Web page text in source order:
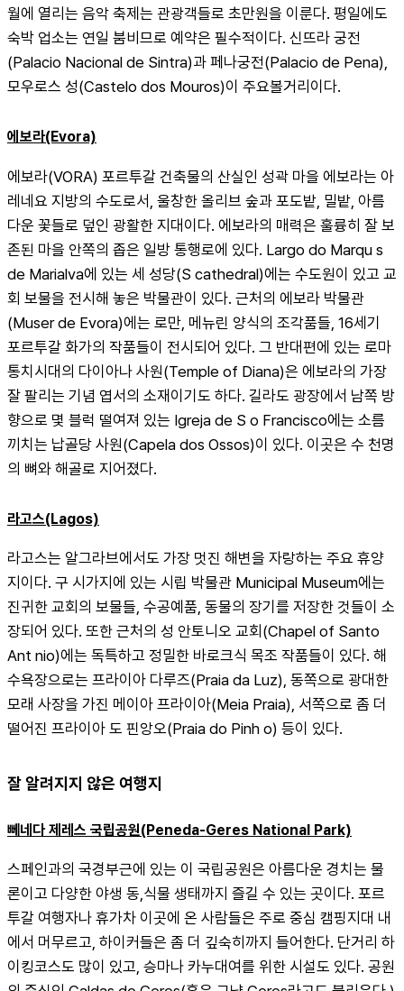
월에 열리는 음악 축제는 관광객들로 초만원을 이룬다. 평일에도
숙박 업소는 연일 붐비므로 예약은 필수적이다. 신뜨라 궁전
(Palacio Nacional de Sintra)과 페나궁전(Palacio de Pena),
모우로스 성(Castelo dos Mouros)이 주요볼거리이다.
에보라(Evora)
에보라(VORA) 포르투갈 건축물의 산실인 성곽 마을 에보라는 아
레네요 지방의 수도로서, 울창한 올리브 숲과 포도밭, 밀밭, 아름
다운 꽃들로 덮인 광활한 지대이다. 에보라의 매력은 훌륭히 잘 보
존된 마을 안쪽의 좁은 일방 통행로에 있다. Largo do Marqu s
de Marialva에 있는 세 성당(S cathedral)에는 수도원이 있고 교
회 보물을 전시해 놓은 박물관이 있다. 근처의 에보라 박물관
(Muser de Evora)에는 로만, 메뉴린 양식의 조각품들, 16세기
포르투갈 화가의 작품들이 전시되어 있다. 그 반대편에 있는 로마
통치시대의 다이아나 사원(Temple of Diana)은 에보라의 가장
잘 팔리는 기념 엽서의 소재이기도 하다. 길라도 광장에서 남쪽 방
향으로 몇 블럭 떨여져 있는 Igreja de S o Francisco에는 소름
끼치는 납골당 사원(Capela dos Ossos)이 있다. 이곳은 수 천명
의 뼈와 해골로 지어졌다.
라고스(Lagos)
라고스는 알그라브에서도 가장 멋진 해변을 자랑하는 주요 휴양
지이다. 구 시가지에 있는 시립 박물관 Municipal Museum에는
진귀한 교회의 보물들, 수공예품, 동물의 장기를 저장한 것들이 소
장되어 있다. 또한 근처의 성 안토니오 교회(Chapel of Santo
Ant nio)에는 독특하고 정밀한 바로크식 목조 작품들이 있다. 해
수욕장으로는 프라이아 다루즈(Praia da Luz), 동쪽으로 광대한
모래 사장을 가진 메이아 프라이아(Meia Praia), 서쪽으로 좀 더
떨어진 프라이아 도 핀앙오(Praia do Pinh o) 등이 있다.
잘 알려지지 않은 여행지
뻬네다 제레스 국립공원(Peneda-Geres National Park)
스페인과의 국경부근에 있는 이 국립공원은 아름다운 경치는 물
론이고 다양한 야생 동,식물 생태까지 즐길 수 있는 곳이다. 포르
투갈 여행자나 휴가차 이곳에 온 사람들은 주로 중심 캠핑지대 내
에서 머무르고, 하이커들은 좀 더 깊숙히까지 들어한다. 단거리 하
이킹코스도 많이 있고, 승마나 카누대여를 위한 시설도 있다. 공원